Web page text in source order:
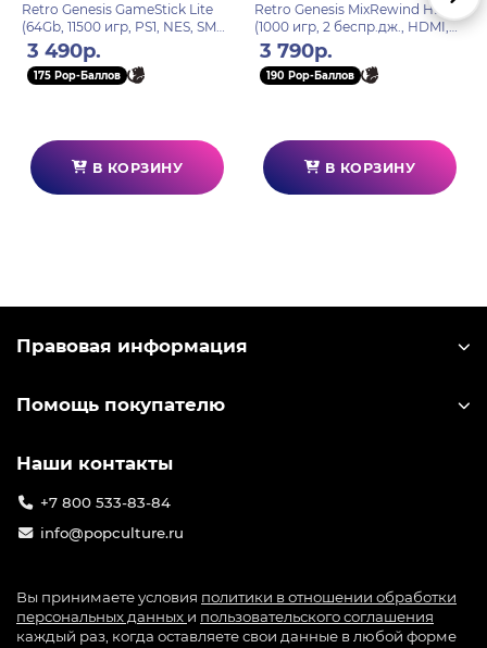
Retro Genesis GameStick Lite
(64Gb, 11500 игр, PS1, NES, SMD,
SNES и др., model: TI-155)
3 490р.
175 Pop-Баллов
В КОРЗИНУ
Retro Genesis MixRewind HD
(1000 игр, 2 беспр.дж., HDMI,
8+16Bit, Rewind, сохранения,
RGP-515)
3 790р.
190 Pop-Баллов
В КОРЗИНУ
Правовая информация
Помощь покупателю
Наши контакты
+7 800 533-83-84
info@popculture.ru
Вы принимаете условия политики в отношении обработки
персональных данных и пользовательского соглашения
каждый раз, когда оставляете свои данные в любой форме